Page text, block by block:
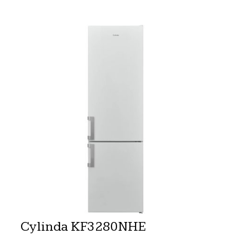
Cylinda KF3280NHE